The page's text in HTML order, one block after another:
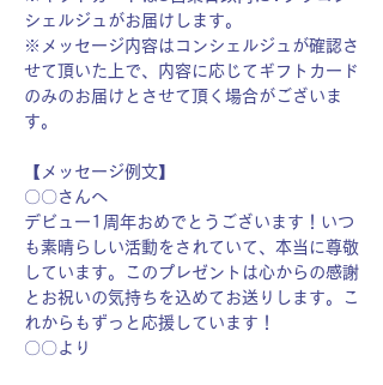
シェルジュがお届けします。
※メッセージ内容はコンシェルジュが確認さ
せて頂いた上で、内容に応じてギフトカード
のみのお届けとさせて頂く場合がございま
す。
【メッセージ例文】
〇〇さんへ
デビュー1周年おめでとうございます！いつ
も素晴らしい活動をされていて、本当に尊敬
しています。このプレゼントは心からの感謝
とお祝いの気持ちを込めてお送りします。こ
れからもずっと応援しています！
〇〇より